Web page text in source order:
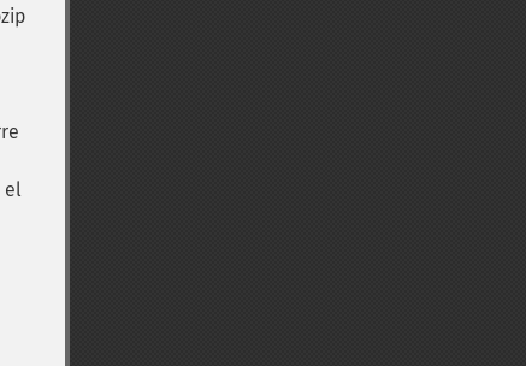
el